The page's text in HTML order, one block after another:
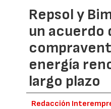
Repsol y
un acuerdo
energía
largo plazo
Redacción